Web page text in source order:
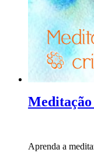
Aprenda a